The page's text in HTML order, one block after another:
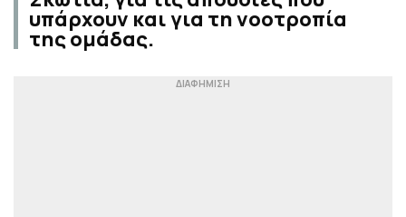
υπάρχουν και για τη νοοτροπία
της ομάδας.